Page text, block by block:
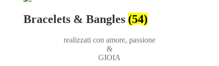
Bracelets & Bangles (54)
realizzati con amore, passione
&
GIOIA